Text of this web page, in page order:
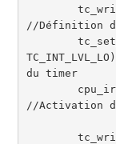
TC_INT_LVL_LO )
du timer